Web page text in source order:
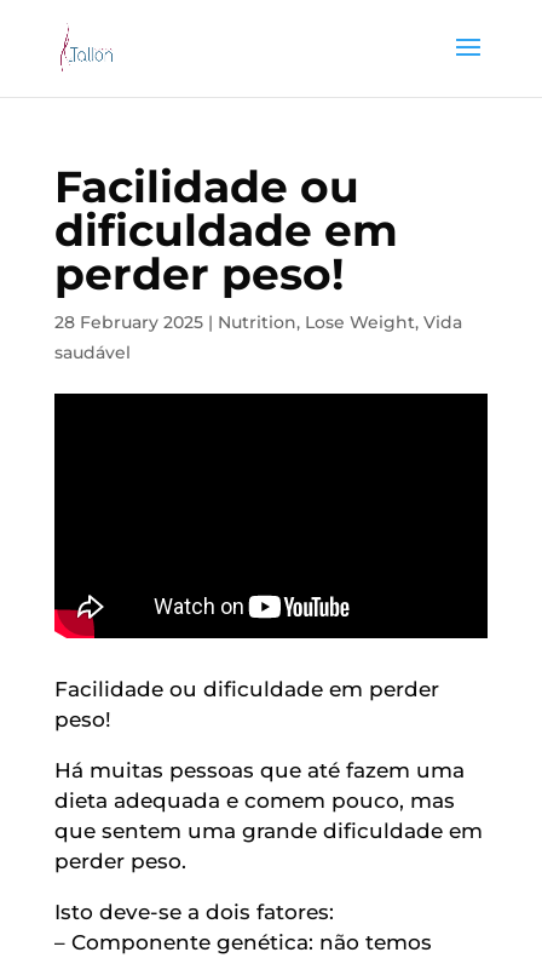
Facilidade ou
dificuldade em
perder peso!
28 February 2025| Nutrition, Lose Weight, Vida
saudável
Facilidade ou dificuldade em perder
peso!
Há muitas pessoas que até fazem uma
dieta adequada e comem pouco, mas
que sentem uma grande dificuldade em
perder peso.
Isto deve-se a dois fatores:
– Componente genética: não temos